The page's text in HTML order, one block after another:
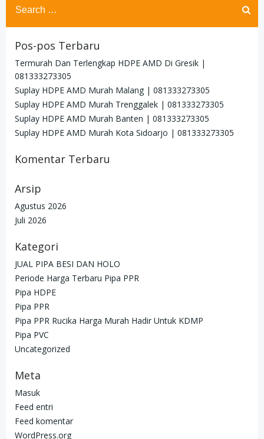
for:
Pos-pos Terbaru
Termurah Dan Terlengkap HDPE AMD Di Gresik |
081333273305
Suplay HDPE AMD Murah Malang | 081333273305
Suplay HDPE AMD Murah Trenggalek | 081333273305
Suplay HDPE AMD Murah Banten | 081333273305
Suplay HDPE AMD Murah Kota Sidoarjo | 081333273305
Komentar Terbaru
Arsip
Agustus 2026
Juli 2026
Kategori
JUAL PIPA BESI DAN HOLO
Periode Harga Terbaru Pipa PPR
Pipa HDPE
Pipa PPR
Pipa PPR Rucika Harga Murah Hadir Untuk KDMP
Pipa PVC
Uncategorized
Meta
Masuk
Feed entri
Feed komentar
WordPress.org